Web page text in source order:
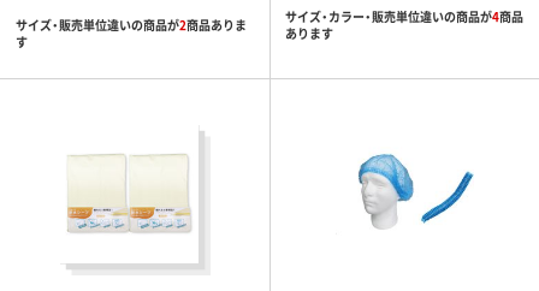
サイズ・販売単位違いの商品が2商品ありま
す
サイズ・カラー・販売単位違いの商品が4商品
あります